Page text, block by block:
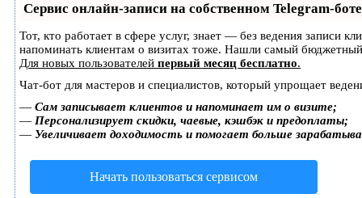
Сервис онлайн-записи на собственном Telegram-боте
Тот, кто работает в сфере услуг, знает — без ведения записи
напоминать клиентам о визитах тоже. Нашли самый
Для новых пользователей первый месяц бесплатно.
Чат-бот для мастеров и специалистов, который упрощает
— Сам записывает клиентов и напоминает им о визите;
— Персонализирует скидки, чаевые, кэшбэк и предоплаты;
— Увеличивает доходимость и помогает больше
Начать пользоваться сервисом